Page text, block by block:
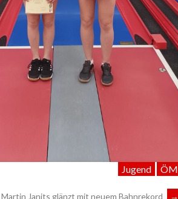
Jugend ÖM
Martin Janits glänzt mit neuem Bahnrekord →